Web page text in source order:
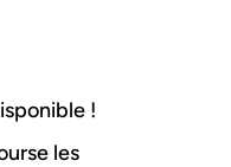
!
les